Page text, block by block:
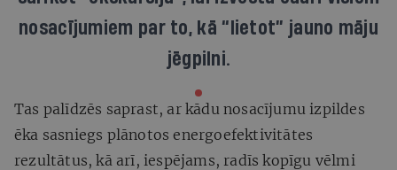
nosacījumiem par to, kā “lietot” jauno māju
jēgpilni.
Tas palīdzēs saprast, ar kādu nosacījumu izpildes
ēka sasniegs plānotos energoefektivitātes
rezultātus, kā arī, iespējams, radīs kopīgu vēlmi